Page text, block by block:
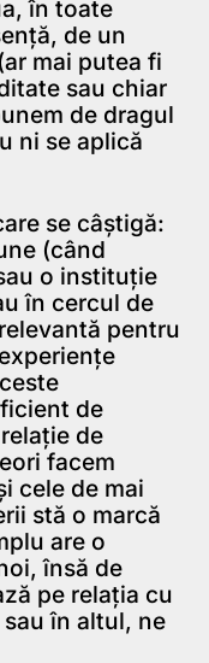
în toate
de un
mai putea fi
sau chiar
de dragul
ni se aplică
se câştigă:
(când
o instituţie
în cercul de
pentru
de
de
facem
cele de mai
stă o marcă
are o
însă de
pe relaţia cu
în altul, ne